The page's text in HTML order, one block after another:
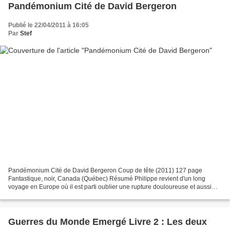
Pandémonium Cité de David Bergeron
Publié le 22/04/2011 à 16:05
Par Stef
Pandémonium Cité de David Bergeron Coup de tête (2011) 127 page
Fantastique, noir, Canada (Québec) Résumé Philippe revient d'un long
voyage en Europe où il est parti oublier une rupture douloureuse et aussi
Guerres du Monde Emergé Livre 2 : Les deux